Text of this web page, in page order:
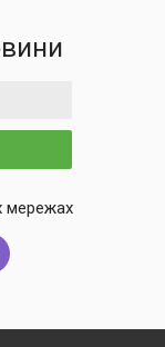
мережах